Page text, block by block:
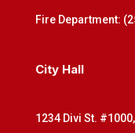
Fire Department:
City Hall
1234 Divi St.